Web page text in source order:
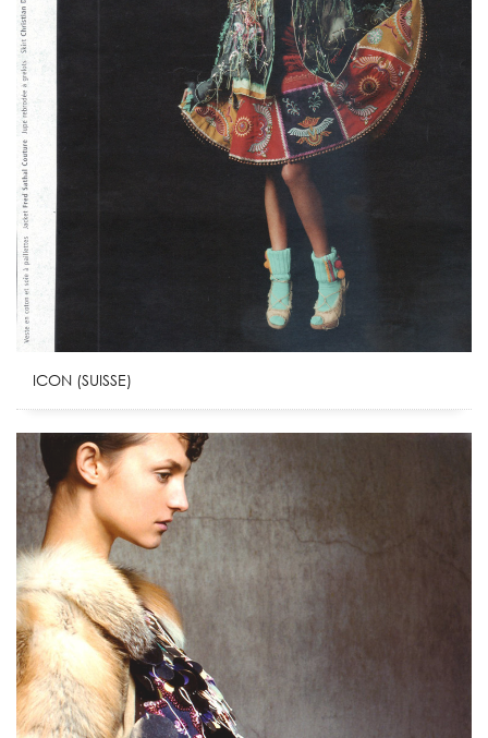
ICON (SUISSE)